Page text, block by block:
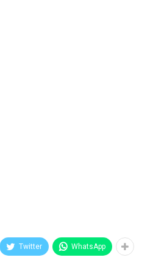
Twitter WhatsApp